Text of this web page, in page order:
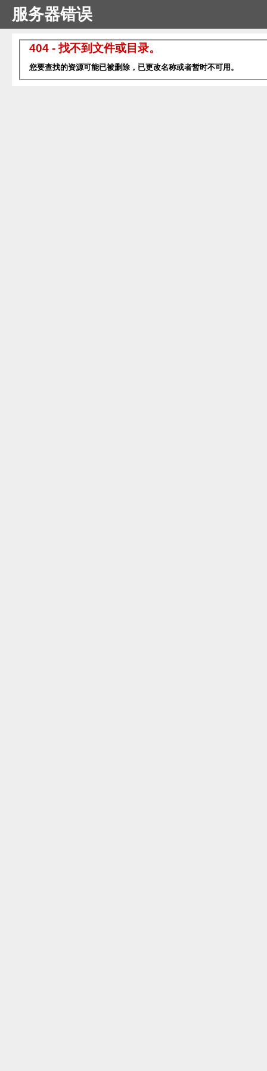
服务器错误
404 - 找不到文件或目录。
您要查找的资源可能已被删除，已更改名称或者暂时不可用。